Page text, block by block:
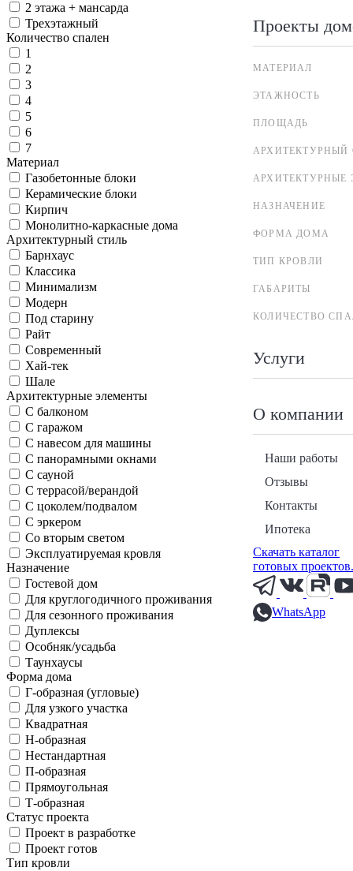
Проекты
МАТЕРИАЛ
ЭТАЖНОСТЬ
ПЛОЩАДЬ
АРХИТЕКТУРНЫЙ
АРХИТЕКТУРНЫЕ
НАЗНАЧЕНИЕ
ФОРМА ДОМА
ТИП КРОВЛИ
ГАБАРИТЫ
КОЛИЧЕСТВО
Услуги
О компании
Наши работы
Отзывы
Контакты
Ипотека
Скачать каталог
готовых
WhatsApp
2 этажа + мансарда
Трехэтажный
Количество спален
1
2
3
4
5
6
7
Материал
Газобетонные блоки
Керамические блоки
Кирпич
Монолитно-каркасные дома
Архитектурный стиль
Барнхаус
Классика
Минимализм
Модерн
Под старину
Райт
Современный
Хай-тек
Шале
Архитектурные элементы
С балконом
С гаражом
С навесом для машины
С панорамными окнами
С сауной
С террасой/верандой
С цоколем/подвалом
С эркером
Со вторым светом
Эксплуатируемая кровля
Назначение
Гостевой дом
Для круглогодичного проживания
Для сезонного проживания
Дуплексы
Особняк/усадьба
Таунхаусы
Форма дома
Г-образная (угловые)
Для узкого участка
Квадратная
Н-образная
Нестандартная
П-образная
Прямоугольная
Т-образная
Статус проекта
Проект в разработке
Проект готов
Тип кровли